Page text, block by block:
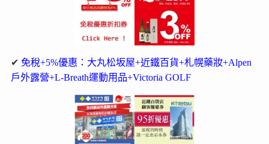
✔ 免稅+5%優惠：大丸松坂屋+近鐵百貨+札幌藥妝+Alpen
戶外露營+L-Breath運動用品+Victoria GOLF